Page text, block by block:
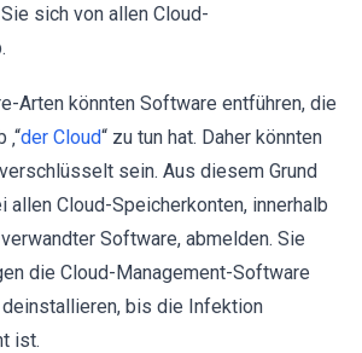
sich von allen Cloud-
Arten könnten Software entführen, die
der Cloud“ zu tun hat. Daher könnten
sein. Aus diesem Grund
allen Cloud-Speicherkonten, innerhalb
Software, abmelden. Sie
die Cloud-Management-Software
bis die Infektion
ist.